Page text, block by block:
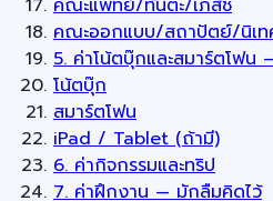
คณะแพทย์/ทันตะ/เภสัช
คณะออกแบบ/สถาปัตย์/นิเท
5. ค่าโน้ตบุ๊กและสมาร์ตโฟน
โน้ตบุ๊ก
สมาร์ตโฟน
iPad / Tablet (ถ้ามี)
6. ค่ากิจกรรมและทริป
7. ค่าฝึกงาน — มักลืมคิดไว้